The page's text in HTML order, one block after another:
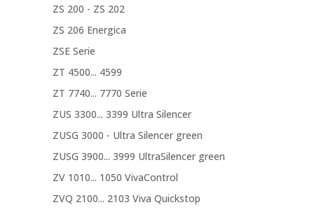
ZS 200 - ZS 202
ZS 206 Energica
ZSE Serie
ZT 4500... 4599
ZT 7740... 7770 Serie
ZUS 3300... 3399 Ultra Silencer
ZUSG 3000 - Ultra Silencer green
ZUSG 3900... 3999 UltraSilencer green
ZV 1010... 1050 VivaControl
ZVQ 2100... 2103 Viva Quickstop